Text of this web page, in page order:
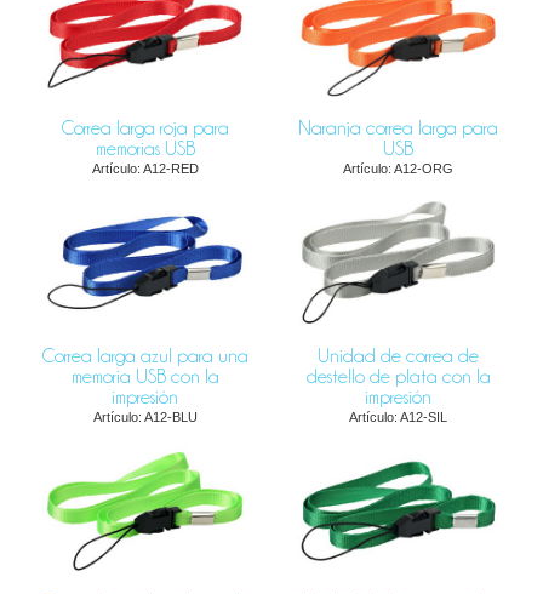
Correa larga roja para
memorias USB
Artículo: A12-RED
Naranja correa larga para
USB
Artículo: A12-ORG
Correa larga azul para una
memoria USB con la
impresión
Artículo: A12-BLU
Unidad de correa de
destello de plata con la
impresión
Artículo: A12-SIL